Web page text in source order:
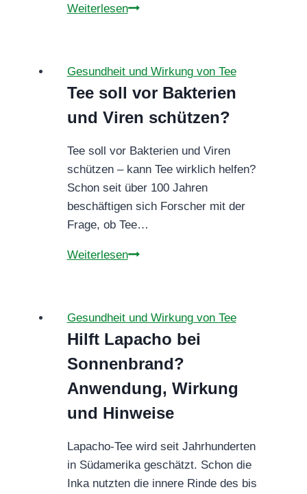
WeiterlesenHilft
Darmentzündungen?
Gesundheit und Wirkung von Tee
Tee soll vor Bakterien
und Viren schützen?
Tee soll vor Bakterien und Viren
schützen – kann Tee wirklich helfen?
Schon seit über 100 Jahren
beschäftigen sich Forscher mit der
Frage, ob Tee…
WeiterlesenTee
Viren
schützen?
Gesundheit und Wirkung von Tee
Hilft Lapacho bei
Sonnenbrand?
Anwendung, Wirkung
und Hinweise
Lapacho-Tee wird seit Jahrhunderten
in Südamerika geschätzt. Schon die
Inka nutzten die innere Rinde des bis